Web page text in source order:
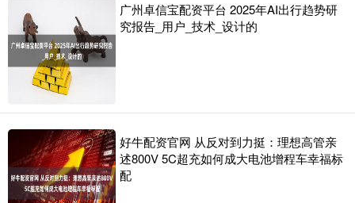
广州卓信宝配资平台 2025年AI出行趋势研
究报告_用户_技术_设计的
好牛配资官网 从反对到力挺：理想高管亲
述800V 5C超充如何成大电池增程车幸福标
配